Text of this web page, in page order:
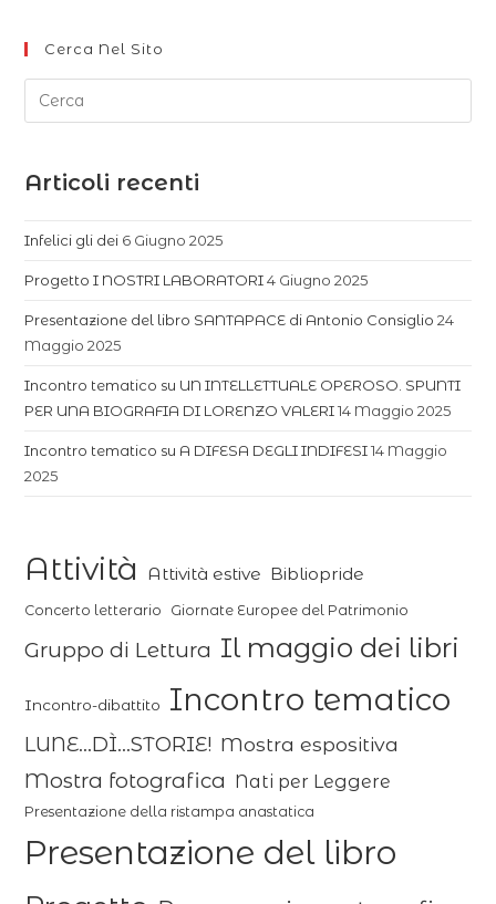
Cerca Nel Sito
Articoli recenti
Infelici gli dei 6 Giugno 2025
Progetto I NOSTRI LABORATORI 4 Giugno 2025
Presentazione del libro SANTAPACE di Antonio Consiglio 24
Maggio 2025
Incontro tematico su UN INTELLETTUALE OPEROSO. SPUNTI
PER UNA BIOGRAFIA DI LORENZO VALERI 14 Maggio 2025
Incontro tematico su A DIFESA DEGLI INDIFESI 14 Maggio
2025
Attività Attività estive Bibliopride
Concerto letterario Giornate Europee del Patrimonio
Gruppo di Lettura Il maggio dei libri
Incontro-dibattito Incontro tematico
LUNE...DÌ...STORIE! Mostra espositiva
Mostra fotografica Nati per Leggere
Presentazione della ristampa anastatica
Presentazione del libro